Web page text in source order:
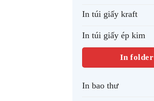
In túi giấy kraft
In túi giấy ép kim
In folder
In bao thư